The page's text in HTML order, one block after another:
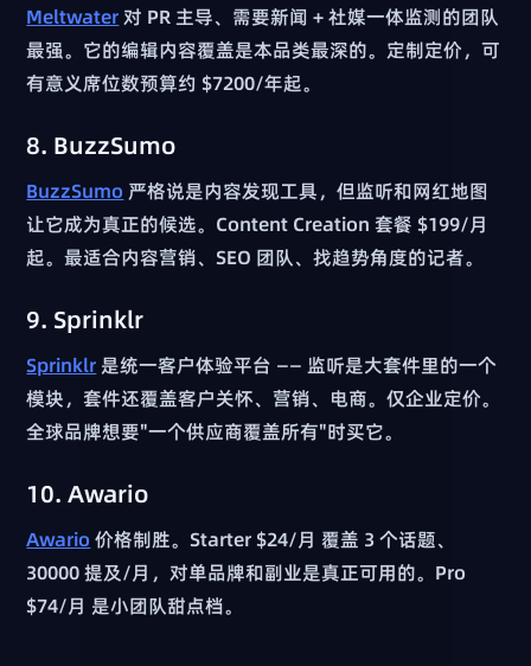
Meltwater对 PR 主导、需要新闻 + 社媒一体监测的团队
最强。它的编辑内容覆盖是本品类最深的。定制定价，可
有意义席位数预算约 $7200/年起。
8. BuzzSumo
BuzzSumo 严格说是内容发现工具，但监听和网红地图
让它成为真正的候选。Content Creation 套餐 $199/月
起。最适合内容营销、SEO 团队、找趋势角度的记者。
9. Sprinklr
Sprinklr 是统一客户体验平台 —— 监听是大套件里的一个
模块，套件还覆盖客户关怀、营销、电商。仅企业定价。
全球品牌想要"一个供应商覆盖所有"时买它。
10. Awario
Awario 价格制胜。Starter $24/月 覆盖 3 个话题、
30000 提及/月，对单品牌和副业是真正可用的。Pro
$74/月 是小团队甜点档。